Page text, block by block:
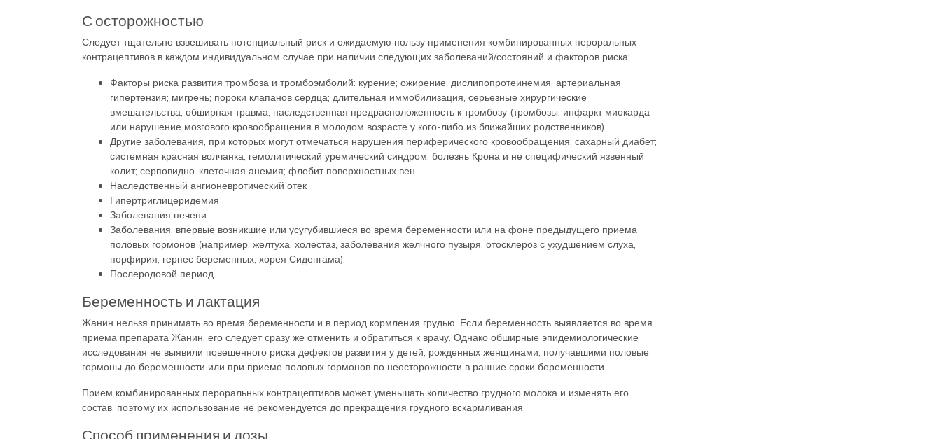
С осторожностью
Следует тщательно взвешивать потенциальный риск и ожидаемую пользу применения комбинированных пероральных
контрацептивов в каждом индивидуальном случае при наличии следующих заболеваний/состояний и факторов риска:
Факторы риска развития тромбоза и тромбоэмболий: курение; ожирение; дислипопротеинемия, артериальная
гипертензия; мигрень; пороки клапанов сердца; длительная иммобилизация, серьезные хирургические
вмешательства, обширная травма; наследственная предрасположенность к тромбозу (тромбозы, инфаркт миокарда
или нарушение мозгового кровообращения в молодом возрасте у кого-либо из ближайших родственников)
Другие заболевания, при которых могут отмечаться нарушения периферического кровообращения: сахарный диабет;
системная красная волчанка; гемолитический уремический синдром; болезнь Крона и не специфический язвенный
колит; серповидно-клеточная анемия; флебит поверхностных вен
Наследственный ангионевротический отек
Гипертриглицеридемия
Заболевания печени
Заболевания, впервые возникшие или усугубившиеся во время беременности или на фоне предыдущего приема
половых гормонов (например, желтуха, холестаз, заболевания желчного пузыря, отосклероз с ухудшением слуха,
порфирия, герпес беременных, хорея Сиденгама).
Послеродовой период.
Беременность и лактация
Жанин нельзя принимать во время беременности и в период кормления грудью. Если беременность выявляется во время
приема препарата Жанин, его следует сразу же отменить и обратиться к врачу. Однако обширные эпидемиологические
исследования не выявили повешенного риска дефектов развития у детей, рожденных женщинами, получавшими половые
гормоны до беременности или при приеме половых гормонов по неосторожности в ранние сроки беременности.
Прием комбинированных пероральных контрацептивов может уменьшать количество грудного молока и изменять его
состав, поэтому их использование не рекомендуется до прекращения грудного вскармливания.
Способ применения и дозы